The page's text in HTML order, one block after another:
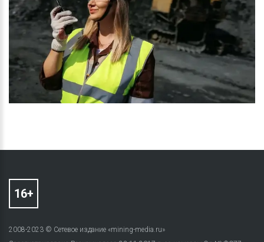
2008-2023 © Сетевое издание «mining-media.ru»